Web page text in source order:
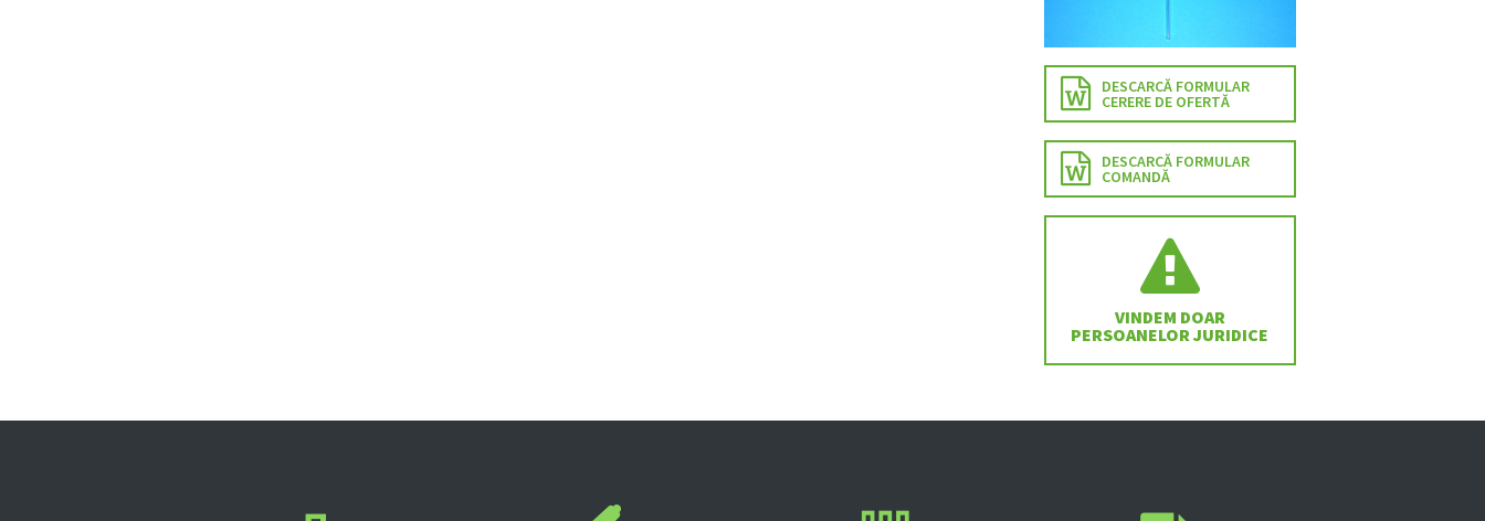
DESCARCĂ FORMULAR
CERERE DE OFERTĂ
DESCARCĂ FORMULAR
COMANDĂ
VINDEM DOAR
PERSOANELOR JURIDICE